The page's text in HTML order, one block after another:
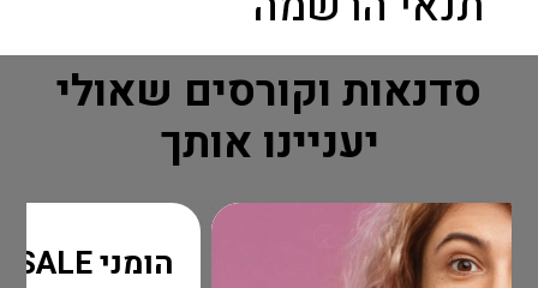
סדנאות וקורסים שאולי
יעניינו אותך